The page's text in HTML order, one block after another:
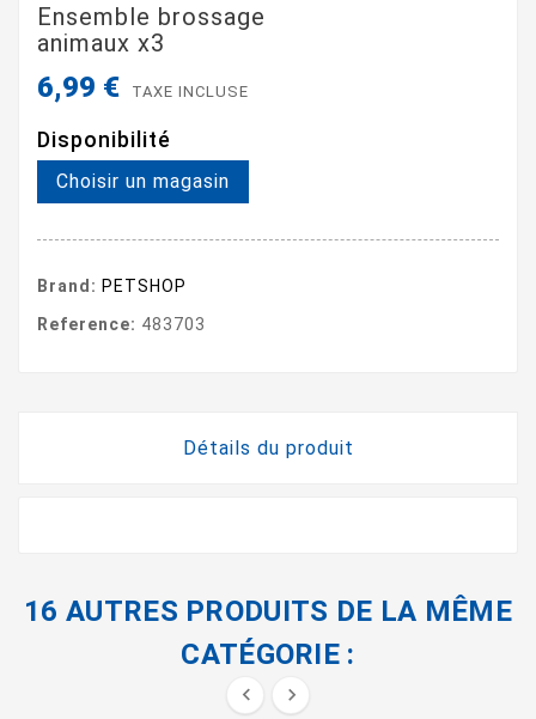
Ensemble brossage
animaux x3
6,99 € TAXE INCLUSE
Disponibilité
Choisir un magasin
Brand: PETSHOP
Reference: 483703
Détails du produit
16 AUTRES PRODUITS DE LA MÊME
CATÉGORIE :
 